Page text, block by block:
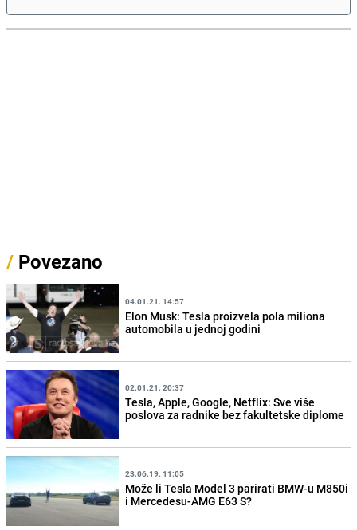
/ Povezano
04.01.21. 14:57
Elon Musk: Tesla proizvela pola miliona
automobila u jednoj godini
02.01.21. 20:37
Tesla, Apple, Google, Netflix: Sve više
poslova za radnike bez fakultetske diplome
23.06.19. 11:05
Može li Tesla Model 3 parirati BMW-u M850i
i Mercedesu-AMG E63 S?